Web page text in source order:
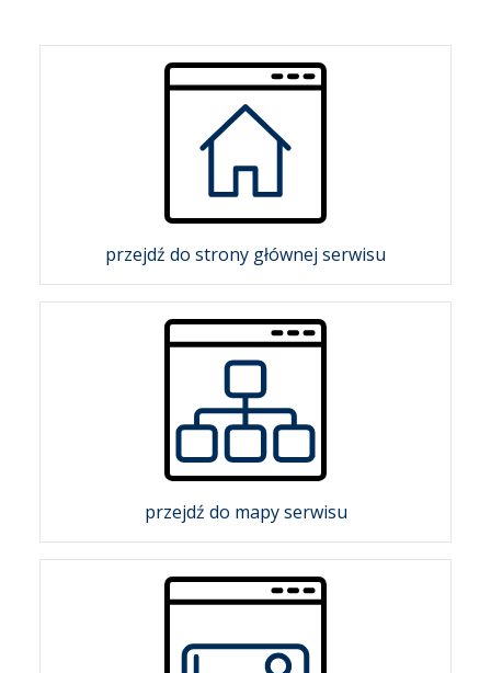
przejdź do strony głównej serwisu
przejdź do mapy serwisu